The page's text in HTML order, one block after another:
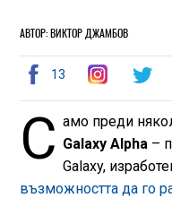
АВТОР: ВИКТОР ДЖАМБОВ
13
С амо преди
Galaxy Alpha –
Galaxy,
възможността да го